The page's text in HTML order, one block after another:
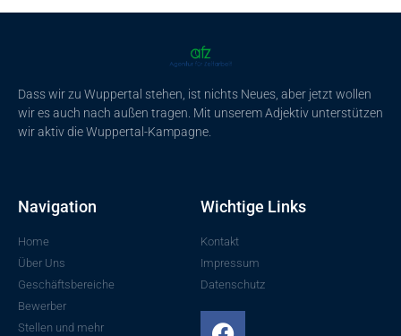
Dass wir zu Wuppertal stehen, ist nichts Neues, aber jetzt wollen
wir es auch nach außen tragen. Mit unserem Adjektiv unterstützen
wir aktiv die Wuppertal-Kampagne.
Navigation
Home
Über Uns
Geschäftsbereiche
Bewerber
Stellen und mehr
Wichtige Links
Kontakt
Impressum
Datenschutz